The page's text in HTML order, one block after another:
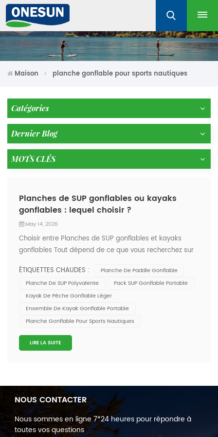
Maison planche gonflable pour sports nautiques
Catégories
Dernier Blog
MOTS CLÉS
Planches de SUP gonflables ou kayaks
gonflables : lequel choisir ?
May 14, 2026
Choisir entre Planches de SUP gonflables et kayaks
gonflables Tout dépend de ce que vous recherchez sur
simplement bronzer), le SUP vous offre de nombreuses
possibilités et une sensation agréable sous les pieds. Le
kayak, quant à lui, offre plus de sta...
ÉTIQUETTES CHAUDES :
Planche De Paddle Gonflable
Planche De SUP Polyvalente
Pack SUP Gonflable Portable
Kayak De Pêche Gonflable Léger
Ensemble De Kayak Gonflable Portable
Planche Gonflable Pour Sports Nautiques
LIRE LA SUITE
NOUS CONTACTER
Nous sommes en ligne 7*24 heures pour répondre à
toutes vos questions